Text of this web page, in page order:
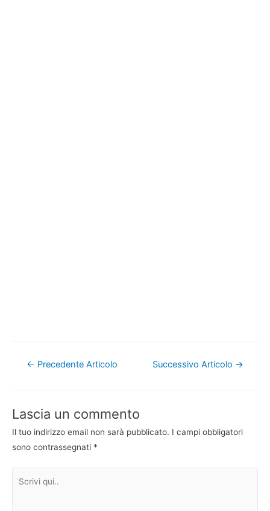
Navigazione
← Precedente Articolo Successivo Articolo →
Lascia un commento
Il tuo indirizzo email non sarà pubblicato. I campi obbligatori
sono contrassegnati *